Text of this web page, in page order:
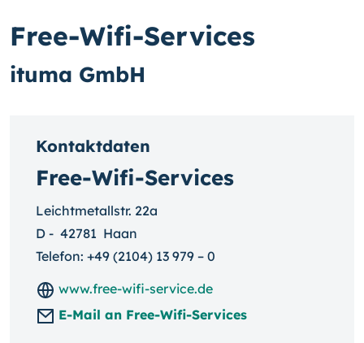
Free-Wifi-Services
ituma GmbH
Kontaktdaten
Free-Wifi-Services
Leichtmetallstr. 22a
D - 42781 Haan
Telefon: +49 (2104) 13 979 – 0
www.free-wifi-service.de
E-Mail an Free-Wifi-Services